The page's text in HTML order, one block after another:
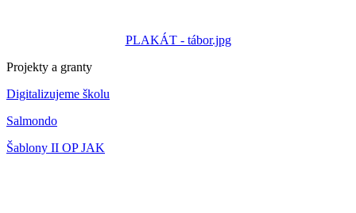
PLAKÁT - tábor.jpg
Projekty a granty
Digitalizujeme školu
Salmondo
Šablony II OP JAK